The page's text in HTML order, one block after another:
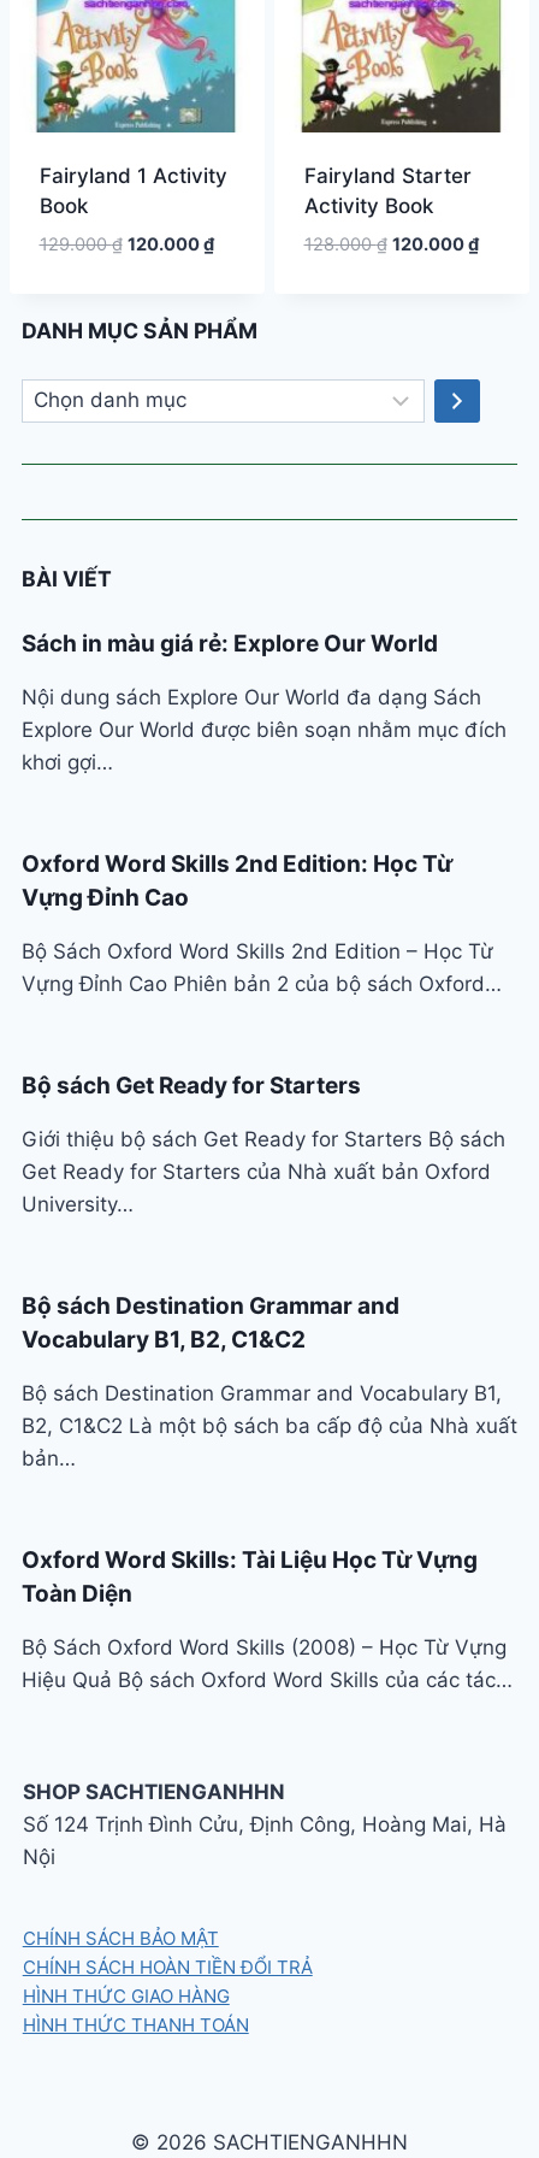
Fairyland 1 Activity
Book
129.000₫ Giá
129.000 ₫.
120.000₫Giá
là:
Fairyland Starter
Activity Book
128.000₫ Giá
120.000₫Giá
DANH MỤC SẢN PHẨM
Chọn
danh
mục
BÀI VIẾT
Sách in màu giá rẻ: Explore Our World
Nội dung sách Explore Our World đa dạng Sách
Explore Our World được biên soạn nhằm mục đích
khơi gợi…
Oxford Word Skills 2nd Edition: Học Từ
Vựng Đỉnh Cao
Bộ Sách Oxford Word Skills 2nd Edition – Học Từ
Vựng Đỉnh Cao Phiên bản 2 của bộ sách Oxford…
Bộ sách Get Ready for Starters
Giới thiệu bộ sách Get Ready for Starters Bộ sách
Get Ready for Starters của Nhà xuất bản Oxford
University…
Bộ sách Destination Grammar and
Vocabulary B1, B2, C1&C2
Bộ sách Destination Grammar and Vocabulary B1,
B2, C1&C2 Là một bộ sách ba cấp độ của Nhà xuất
bản…
Oxford Word Skills: Tài Liệu Học Từ Vựng
Toàn Diện
Bộ Sách Oxford Word Skills (2008) – Học Từ Vựng
Hiệu Quả Bộ sách Oxford Word Skills của các tác…
SHOP SACHTIENGANHHN
Số 124 Trịnh Đình Cửu, Định Công, Hoàng Mai, Hà
Nội
CHÍNH SÁCH BẢO MẬT
CHÍNH SÁCH HOÀN TIỀN ĐỔI TRẢ
HÌNH THỨC GIAO HÀNG
HÌNH THỨC THANH TOÁN
© 2026 SACHTIENGANHHN